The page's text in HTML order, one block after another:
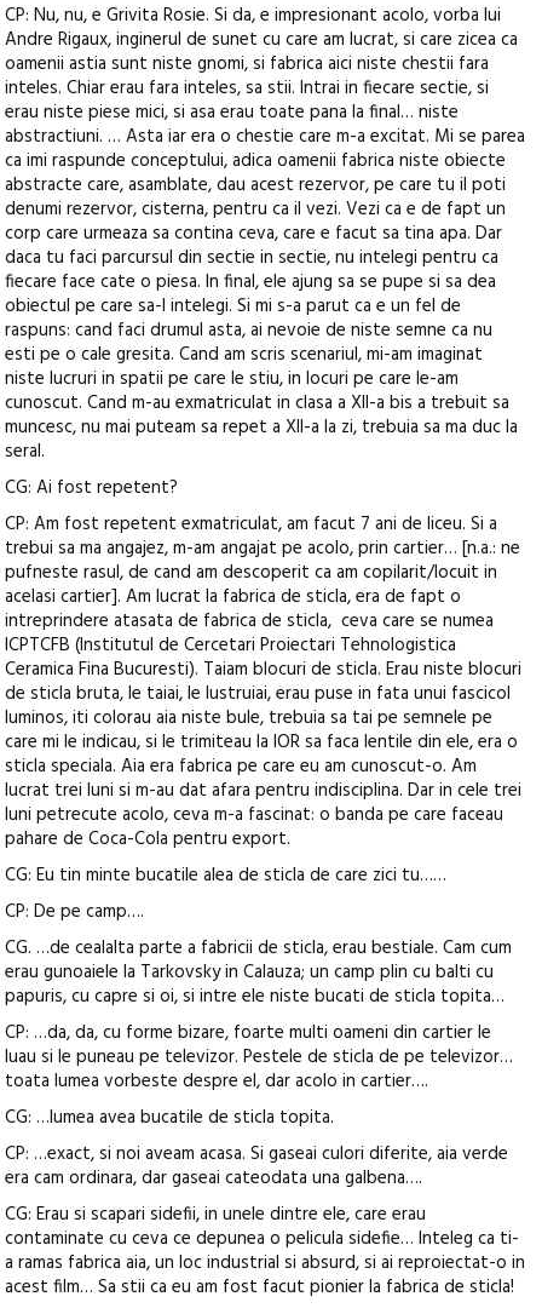
CP: Nu, nu, e Grivita Rosie. Si da, e impresionant acolo, vorba lui
Andre Rigaux, inginerul de sunet cu care am lucrat, si care zicea ca
oamenii astia sunt niste gnomi, si fabrica aici niste chestii fara
inteles. Chiar erau fara inteles, sa stii. Intrai in fiecare sectie, si
erau niste piese mici, si asa erau toate pana la final… niste
abstractiuni. … Asta iar era o chestie care m-a excitat. Mi se parea
ca imi raspunde conceptului, adica oamenii fabrica niste obiecte
abstracte care, asamblate, dau acest rezervor, pe care tu il poti
denumi rezervor, cisterna, pentru ca il vezi. Vezi ca e de fapt un
corp care urmeaza sa contina ceva, care e facut sa tina apa. Dar
daca tu faci parcursul din sectie in sectie, nu intelegi pentru ca
fiecare face cate o piesa. In final, ele ajung sa se pupe si sa dea
obiectul pe care sa-l intelegi. Si mi s-a parut ca e un fel de
raspuns: cand faci drumul asta, ai nevoie de niste semne ca nu
esti pe o cale gresita. Cand am scris scenariul, mi-am imaginat
niste lucruri in spatii pe care le stiu, in locuri pe care le-am
cunoscut. Cand m-au exmatriculat in clasa a XII-a bis a trebuit sa
muncesc, nu mai puteam sa repet a XII-a la zi, trebuia sa ma duc la
seral.
CG: Ai fost repetent?
CP: Am fost repetent exmatriculat, am facut 7 ani de liceu. Si a
trebui sa ma angajez, m-am angajat pe acolo, prin cartier… [n.a.: ne
pufneste rasul, de cand am descoperit ca am copilarit/locuit in
acelasi cartier]. Am lucrat la fabrica de sticla, era de fapt o
intreprindere atasata de fabrica de sticla, ceva care se numea
ICPTCFB (Institutul de Cercetari Proiectari Tehnologistica
Ceramica Fina Bucuresti). Taiam blocuri de sticla. Erau niste blocuri
de sticla bruta, le taiai, le lustruiai, erau puse in fata unui fascicol
luminos, iti colorau aia niste bule, trebuia sa tai pe semnele pe
care mi le indicau, si le trimiteau la IOR sa faca lentile din ele, era o
sticla speciala. Aia era fabrica pe care eu am cunoscut-o. Am
lucrat trei luni si m-au dat afara pentru indisciplina. Dar in cele trei
luni petrecute acolo, ceva m-a fascinat: o banda pe care faceau
pahare de Coca-Cola pentru export.
CG: Eu tin minte bucatile alea de sticla de care zici tu……
CP: De pe camp….
CG. …de cealalta parte a fabricii de sticla, erau bestiale. Cam cum
erau gunoaiele la Tarkovsky in Calauza; un camp plin cu balti cu
papuris, cu capre si oi, si intre ele niste bucati de sticla topita…
CP: …da, da, cu forme bizare, foarte multi oameni din cartier le
luau si le puneau pe televizor. Pestele de sticla de pe televizor…
toata lumea vorbeste despre el, dar acolo in cartier….
CG: …lumea avea bucatile de sticla topita.
CP: …exact, si noi aveam acasa. Si gaseai culori diferite, aia verde
era cam ordinara, dar gaseai cateodata una galbena….
CG: Erau si scapari sidefii, in unele dintre ele, care erau
contaminate cu ceva ce depunea o pelicula sidefie… Inteleg ca ti-
a ramas fabrica aia, un loc industrial si absurd, si ai reproiectat-o in
acest film… Sa stii ca eu am fost facut pionier la fabrica de sticla!